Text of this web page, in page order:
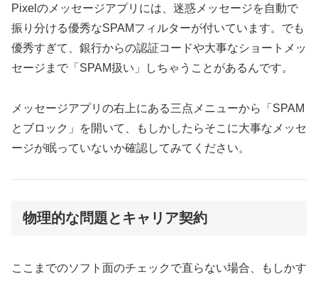
Pixelのメッセージアプリには、迷惑メッセージを自動で
振り分ける優秀なSPAMフィルターが付いています。でも
優秀すぎて、銀行からの認証コードや大事なショートメッ
セージまで「SPAM扱い」しちゃうことがあるんです。
メッセージアプリの右上にある三点メニューから「SPAM
とブロック」を開いて、もしかしたらそこに大事なメッセ
ージが眠っていないか確認してみてください。
物理的な問題とキャリア契約
ここまでのソフト面のチェックで直らない場合、もしかす